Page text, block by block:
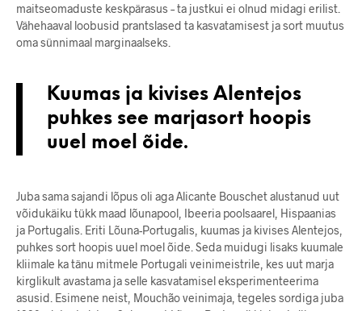
maitseomaduste keskpärasus – ta justkui ei olnud midagi erilist.
Vähehaaval loobusid prantslased ta kasvatamisest ja sort muutus
oma sünnimaal marginaalseks.
Kuumas ja kivises Alentejos
puhkes see marjasort hoopis
uuel moel õide.
Juba sama sajandi lõpus oli aga Alicante Bouschet alustanud uut
võidukäiku tükk maad lõunapool, Ibeeria poolsaarel, Hispaanias
ja Portugalis. Eriti Lõuna-Portugalis, kuumas ja kivises Alentejos,
puhkes sort hoopis uuel moel õide. Seda muidugi lisaks kuumale
kliimale ka tänu mitmele Portugali veinimeistrile, kes uut marja
kirglikult avastama ja selle kasvatamisel eksperimenteerima
asusid. Esimene neist, Mouchão veinimaja, tegeles sordiga juba